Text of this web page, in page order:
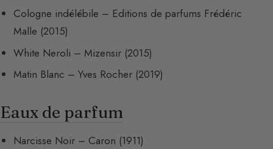
Cologne indélébile – Editions de parfums Frédéric
Malle (2015)
White Neroli – Mizensir (2015)
Matin Blanc – Yves Rocher (2019)
Eaux de parfum
Narcisse Noir – Caron (1911)